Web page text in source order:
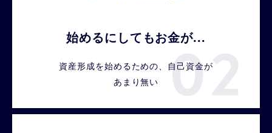
始めるにしてもお金が...
資産形成を始めるための、自己資金が
あまり無い